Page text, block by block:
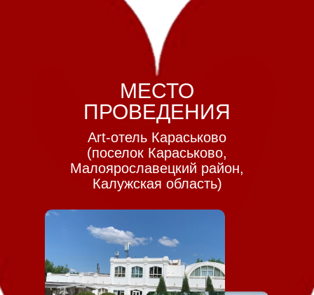
Art-отель Караськово
(поселок Караськово,
Малоярославецкий район,
Калужская область)
МЕСТО
ПРОВЕДЕНИЯ